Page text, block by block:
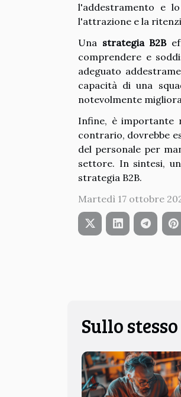
l'addestramento e
l'attrazione e la
Una strategia B2B
comprendere e
adeguato
capacità di una
notevolmente
Infine, è importante
contrario, dovrebbe
del personale per
settore. In sintesi,
strategia B2B.
Martedì 17 ottobre
Sullo